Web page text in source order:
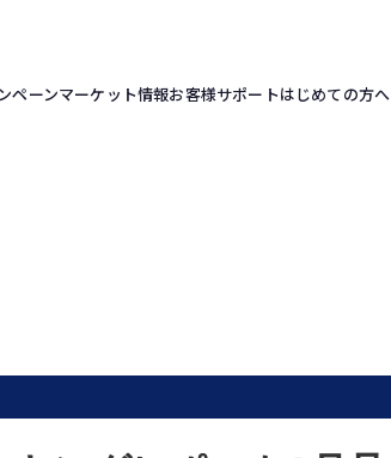
ペーンマーケット情報お客様サポートはじめての方へ